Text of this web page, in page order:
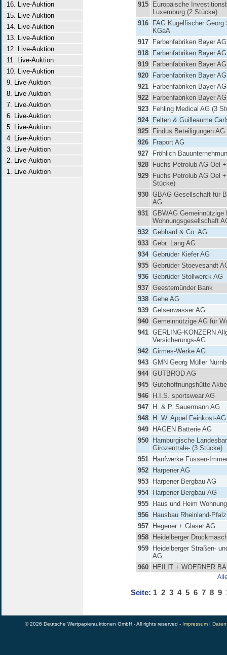
16. Live-Auktion
15. Live-Auktion
14. Live-Auktion
13. Live-Auktion
12. Live-Auktion
11. Live-Auktion
10. Live-Auktion
9. Live-Auktion
8. Live-Auktion
7. Live-Auktion
6. Live-Auktion
5. Live-Auktion
4. Live-Auktion
3. Live-Auktion
2. Live-Auktion
1. Live-Auktion
915
Europäische
Luxemburg (2 Stücke)
916
FAG Kugelfischer Georg
KGaA
917
Farbenfabriken Bayer AG
918
Farbenfabriken Bayer AG
919
Farbenfabriken Bayer AG
920
Farbenfabriken Bayer AG
921
Farbenfabriken Bayer AG
922
Farbenfabriken Bayer AG
923
Fehling Medical AG (3
924
Felten & Guilleaume
925
Findus Beteiligungen AG
926
Fraport AG
927
Fröhlich
928
Fuchs Petrolub AG Oel
929
Fuchs Petrolub AG Oel
Stücke)
930 GBAG Gesellschaft für
AG
931 GBWAG Gemeinnützige
Wohnungsgesellschaft
932 Gebhard & Co. AG
933 Gebr. Lang AG
934 Gebrüder Kiefer AG
935 Gebrüder Stoevesandt
936 Gebrüder Stollwerck AG
937 Geestemünder Bank
938 Gehe AG
939 Gelsenwasser AG
940 Gemeinnützige AG für
941 GERLING-KONZERN
Versicherungs-AG
942 Girmes-Werke AG
943 GMN Georg Müller
944 GUTBROD AG
945 Gutehoffnungshütte
946
H.I.S. sportswear AG
947
H. & P. Sauermann AG
948
H. W. Appel Feinkost-AG
949
HAGEN Batterie AG
950
Hamburgische
Girozentrale- (3 Stücke)
951
Hanfwerke Füssen-
952
Harpener AG
953
Harpener Bergbau AG
954
Harpener Bergbau-AG
955
Haus und Heim
956
Hausbau Rheinland-
957
Hegener + Glaser AG
958
Heidelberger
959
Heidelberger Straßen-
AG
960
HEILIT + WOERNER
Seite: 1 2 3 4 5 6 7 8 9
© 2026 Deutsche Wertpapierauktionen GmbH - All rights reserved - Impressum|